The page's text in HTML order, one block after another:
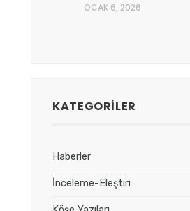
OCAK 6, 2026
KATEGORILER
Haberler
İnceleme-Eleştiri